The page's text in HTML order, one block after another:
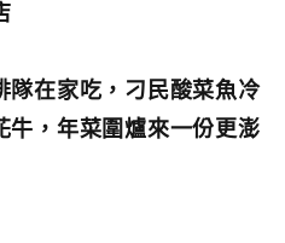
隊在家吃，刁民酸菜魚冷
牛，年菜圍爐來一份更澎